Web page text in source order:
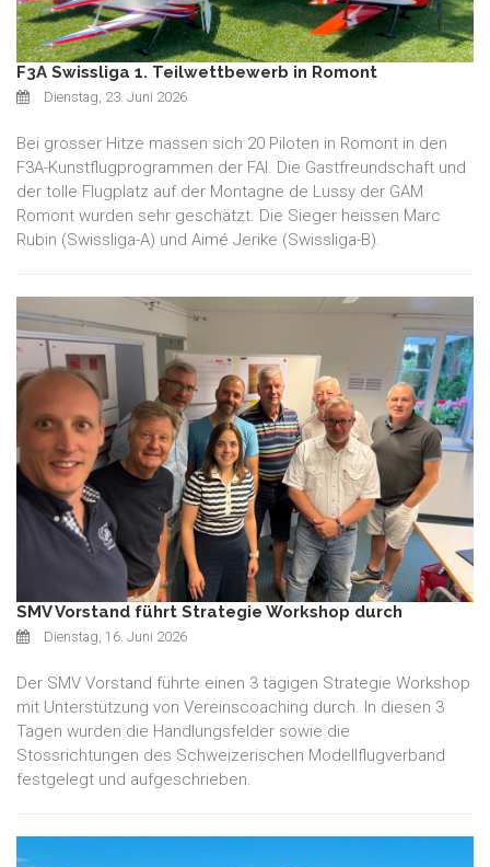
F3A Swissliga 1. Teilwettbewerb in Romont
Dienstag, 23. Juni 2026
Bei grosser Hitze massen sich 20 Piloten in Romont in den
F3A-Kunstflugprogrammen der FAI. Die Gastfreundschaft und
der tolle Flugplatz auf der Montagne de Lussy der GAM
Romont wurden sehr geschätzt. Die Sieger heissen Marc
Rubin (Swissliga-A) und Aimé Jerike (Swissliga-B).
SMV Vorstand führt Strategie Workshop durch
Dienstag, 16. Juni 2026
Der SMV Vorstand führte einen 3 tägigen Strategie Workshop
mit Unterstützung von Vereinscoaching durch. In diesen 3
Tagen wurden die Handlungsfelder sowie die
Stossrichtungen des Schweizerischen Modellflugverband
festgelegt und aufgeschrieben.